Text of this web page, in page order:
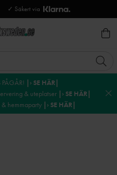
✓ Säkert via
|› SE HÄR|
& uteplatser |› SE HÄR|
& hemmaparty |› SE HÄR|